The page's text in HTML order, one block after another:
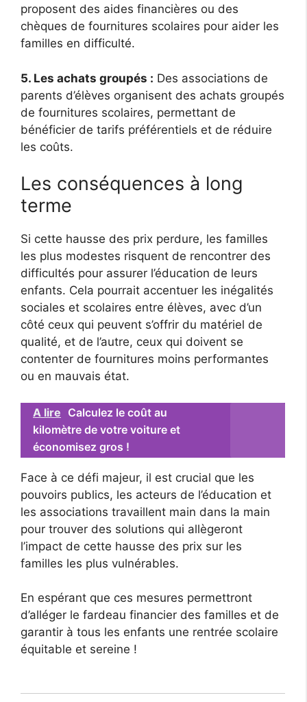
proposent des aides financières ou des
chèques de fournitures scolaires pour aider les
familles en difficulté.
5. Les achats groupés : Des associations de
parents d’élèves organisent des achats groupés
de fournitures scolaires, permettant de
bénéficier de tarifs préférentiels et de réduire
les coûts.
Les conséquences à long
terme
Si cette hausse des prix perdure, les familles
les plus modestes risquent de rencontrer des
difficultés pour assurer l’éducation de leurs
enfants. Cela pourrait accentuer les inégalités
sociales et scolaires entre élèves, avec d’un
côté ceux qui peuvent s’offrir du matériel de
qualité, et de l’autre, ceux qui doivent se
contenter de fournitures moins performantes
ou en mauvais état.
A lire Calculez le coût au
kilomètre de votre voiture et
économisez gros !
Face à ce défi majeur, il est crucial que les
pouvoirs publics, les acteurs de l’éducation et
les associations travaillent main dans la main
pour trouver des solutions qui allègeront
l’impact de cette hausse des prix sur les
familles les plus vulnérables.
En espérant que ces mesures permettront
d’alléger le fardeau financier des familles et de
garantir à tous les enfants une rentrée scolaire
équitable et sereine !